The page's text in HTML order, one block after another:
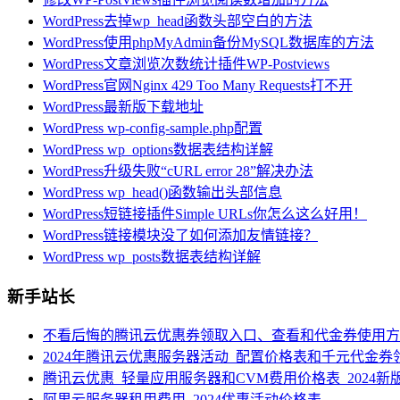
WordPress去掉wp_head函数头部空白的方法
WordPress使用phpMyAdmin备份MySQL数据库的方法
WordPress文章浏览次数统计插件WP-Postviews
WordPress官网Nginx 429 Too Many Requests打不开
WordPress最新版下载地址
WordPress wp-config-sample.php配置
WordPress wp_options数据表结构详解
WordPress升级失败“cURL error 28”解决办法
WordPress wp_head()函数输出头部信息
WordPress短链接插件Simple URLs你怎么这么好用！
WordPress链接模块没了如何添加友情链接？
WordPress wp_posts数据表结构详解
新手站长
不看后悔的腾讯云优惠券领取入口、查看和代金券使用
2024年腾讯云优惠服务器活动_配置价格表和千元代金券
腾讯云优惠_轻量应用服务器和CVM费用价格表_2024新